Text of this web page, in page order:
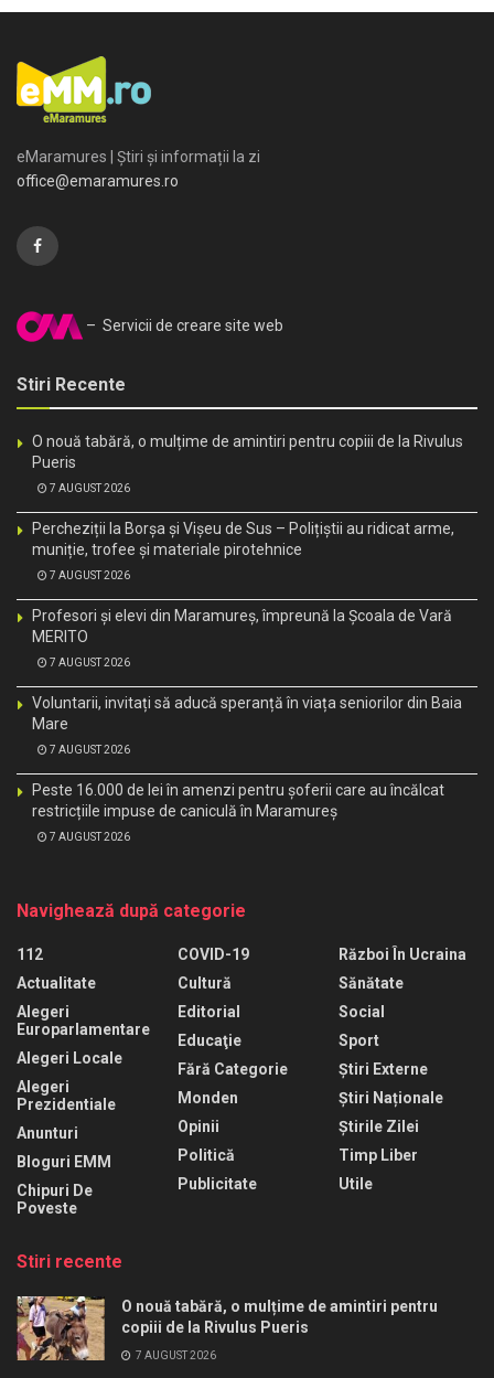
eMaramures | Știri și informații la zi
office@emaramures.ro
– Servicii de creare site web
Stiri Recente
O nouă tabără, o mulțime de amintiri pentru copiii de la Rivulus
Pueris
7 AUGUST 2026
Percheziții la Borșa și Vișeu de Sus – Polițiștii au ridicat arme,
muniție, trofee și materiale pirotehnice
7 AUGUST 2026
Profesori și elevi din Maramureș, împreună la Școala de Vară
MERITO
7 AUGUST 2026
Voluntarii, invitați să aducă speranță în viața seniorilor din Baia
Mare
7 AUGUST 2026
Peste 16.000 de lei în amenzi pentru șoferii care au încălcat
restricțiile impuse de caniculă în Maramureș
7 AUGUST 2026
Navighează după categorie
112
Actualitate
Alegeri
Europarlamentare
Alegeri Locale
Alegeri
Prezidentiale
Anunturi
Bloguri EMM
Chipuri De
Poveste
COVID-19
Cultură
Editorial
Educaţie
Fără Categorie
Monden
Opinii
Politică
Publicitate
Război În Ucraina
Sănătate
Social
Sport
Știri Externe
Știri Naționale
Știrile Zilei
Timp Liber
Utile
Stiri recente
O nouă tabără, o mulțime de amintiri pentru
copiii de la Rivulus Pueris
7 AUGUST 2026